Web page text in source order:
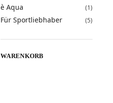
è Aqua (1)
Für Sportliebhaber (5)
WARENKORB